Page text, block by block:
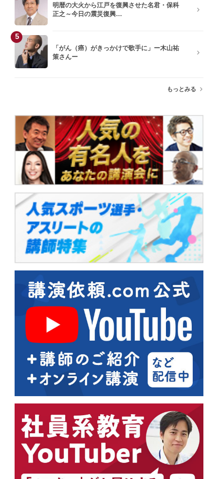
明暦の大火から江戸を復興させた名君・保科
正之～今日の震災復興…
5
「がん（癌）がきっかけで歌手に」ー木山祐
策さんー
もっとみる